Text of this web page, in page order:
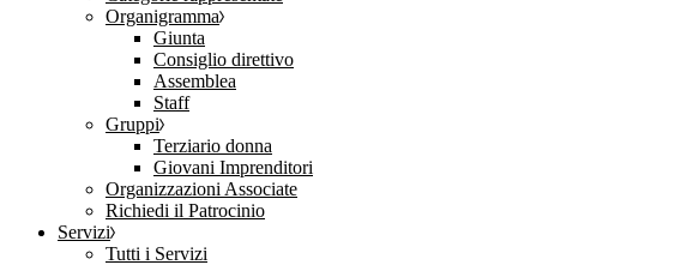
Organigramma
Giunta
Consiglio direttivo
Assemblea
Staff
Gruppi
Terziario donna
Giovani Imprenditori
Organizzazioni Associate
Richiedi il Patrocinio
Servizi
Tutti i Servizi